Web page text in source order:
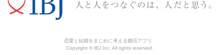
恋愛と結婚をまじめに考える婚活アプリ
Copyright © IBJ Inc. All rights reserved.